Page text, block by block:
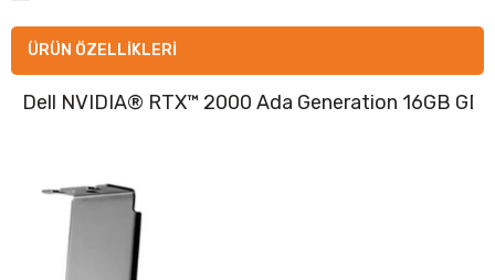
ÜRÜN ÖZELLIKLERI
Dell NVIDIA® RTX™ 2000 Ada Generation 16GB